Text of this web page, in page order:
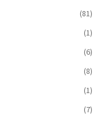
(81)
(1)
(6)
(8)
(1)
(7)